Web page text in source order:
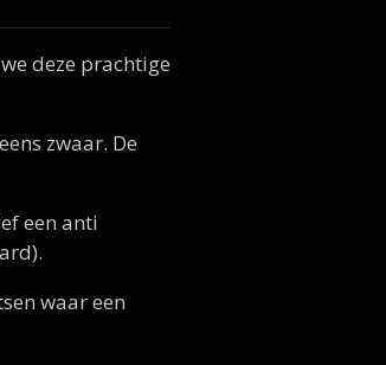
deze prachtige
zwaar. De
een anti
waar een